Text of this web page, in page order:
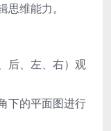
思维能力。
后、左、右）观
下的平面图进行